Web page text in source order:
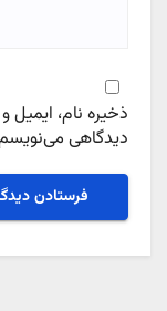
ذخیره نام، ایمیل
دیدگاهی